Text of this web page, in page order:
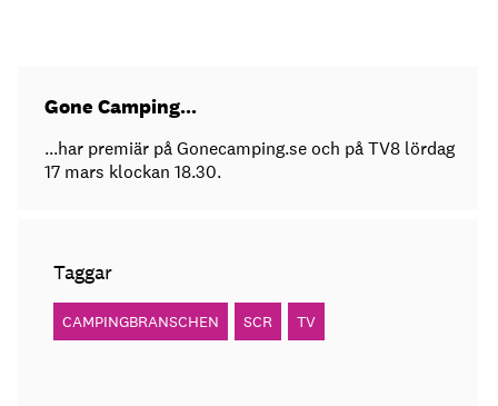
Gone Camping...
...har premiär på Gonecamping.se och på TV8 lördag
17 mars klockan 18.30.
Taggar
CAMPINGBRANSCHEN SCR TV